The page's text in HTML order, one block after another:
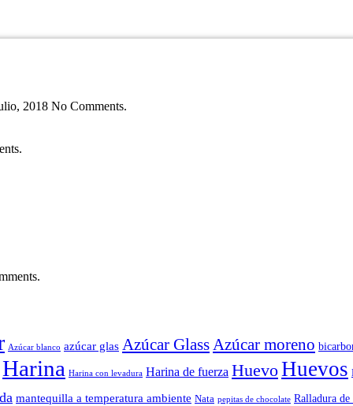
2018 No Comments.
Azúcar blanco azúcar glas Azúcar GlassAzúcar moreno
Harina Harina con levadura Harina de fuerza HuevoHuevos
mantequilla a temperatura ambiente Nata pepitas de chocolate Ralladura